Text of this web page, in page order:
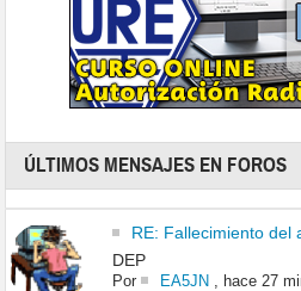
ÚLTIMOS MENSAJES EN FOROS
RE: Fallecimiento del
DEP
Por EA5JN, hace 27